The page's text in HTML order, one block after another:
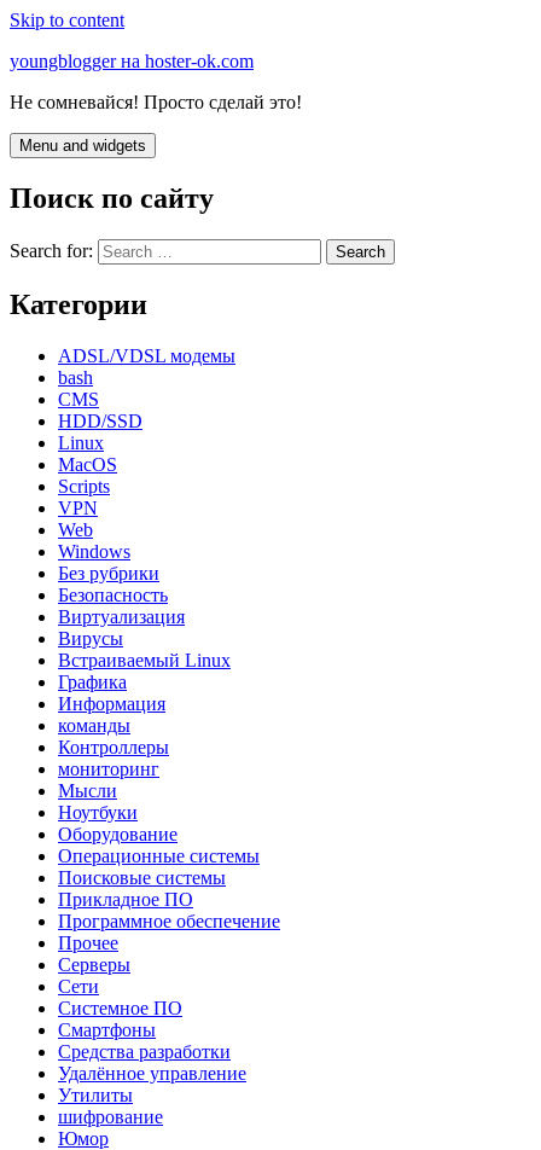
Skip to content
youngblogger на hoster-ok.com
Не сомневайся! Просто сделай это!
Menu and widgets
Поиск по сайту
Search for:
Категории
ADSL/VDSL модемы
bash
CMS
HDD/SSD
Linux
MacOS
Scripts
VPN
Web
Windows
Без рубрики
Безопасность
Виртуализация
Вирусы
Встраиваемый Linux
Графика
Информация
команды
Контроллеры
мониторинг
Мысли
Ноутбуки
Оборудование
Операционные системы
Поисковые системы
Прикладное ПО
Программное обеспечение
Прочее
Серверы
Сети
Системное ПО
Смартфоны
Средства разработки
Удалённое управление
Утилиты
шифрование
Юмор